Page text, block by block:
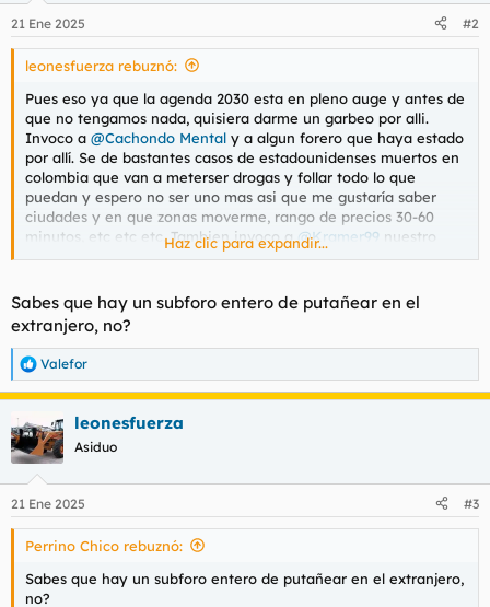
e
s
21 Ene 2025 #2
leonesfuerza rebuznó:
Pues eso ya que la agenda 2030 esta en pleno auge y antes de
que no tengamos nada, quisiera darme un garbeo por alli.
Invoco a @Cachondo Mental y a algun forero que haya estado
por allí. Se de bastantes casos de estadounidenses muertos en
colombia que van a meterser drogas y follar todo lo que
puedan y espero no ser uno mas asi que me gustaría saber
ciudades y en que zonas moverme, rango de precios 30-60
minutos, etc etc etc. Tambien invoco a @Kramer99 nuestro
fucker viajero, yo la ultima vez que pise letrinoamerica fue en
resto del mundo
Haz clic para expandir...
Sabes que hay un subforo entero de putañear en el
extranjero, no?
R
e
a
c
c
i
e
s
Valefor
leonesfuerza
Asiduo
21 Ene 2025 #3
Perrino Chico rebuznó:
Sabes que hay un subforo entero de putañear en el extranjero,
no?